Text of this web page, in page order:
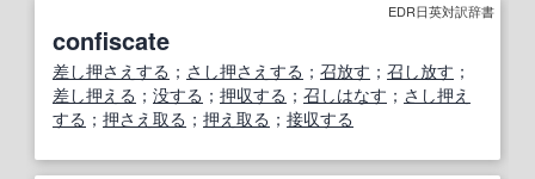
EDR日英対訳辞書
confiscate
差し押さえする ； さし押さえする ； 召放す ； 召し放す ；
差し押える ； 没する ； 押収する ； 召しはなす ； さし押え
する ； 押さえ取る ； 押え取る ； 接収する